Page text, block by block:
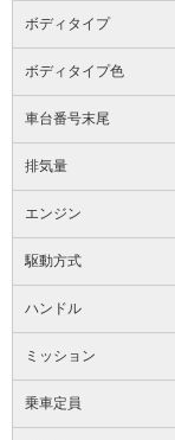
ボディタイプ
ボディタイプ色
車台番号末尾
排気量
エンジン
駆動方式
ハンドル
ミッション
乗車定員